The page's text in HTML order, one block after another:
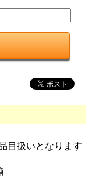
目扱いとなります